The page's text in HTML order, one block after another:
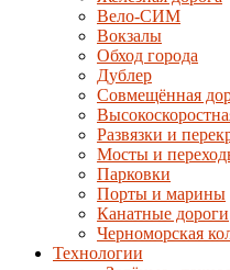
Вело-СИМ
Вокзалы
Обход города
Дублер
Совмещённая
Развязки и
Мосты и
Парковки
Порты и марины
Канатные дороги
Черноморская
Технологии